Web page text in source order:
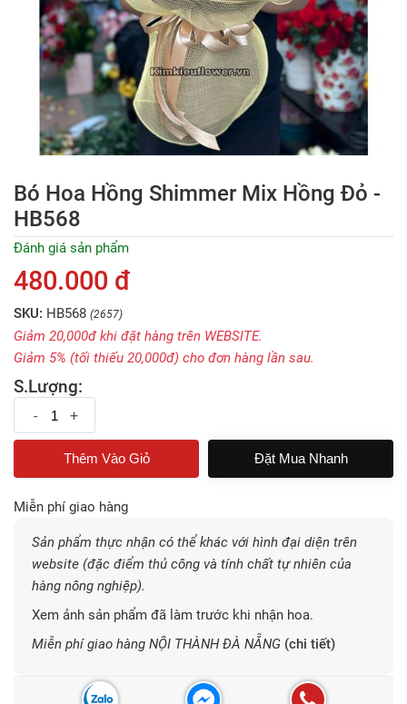
Bó Hoa Hồng Shimmer Mix Hồng Đỏ -
HB568
Đánh giá sản phẩm
480.000 đ
SKU: HB568 (2657)
Giảm 20,000đ khi đặt hàng trên WEBSITE.
Giảm 5% (tối thiếu 20,000đ) cho đơn hàng lần sau.
S.Lượng:
- +
Đặt Mua Nhanh
Miễn phí giao hàng
Sản phẩm thực nhận có thể khác với hình đại diện trên
website (đặc điểm thủ công và tính chất tự nhiên của
hàng nông nghiệp).
Xem ảnh sản phẩm đã làm trước khi nhận hoa.
Miễn phí giao hàng NỘI THÀNH ĐÀ NẴNG (chi tiết)